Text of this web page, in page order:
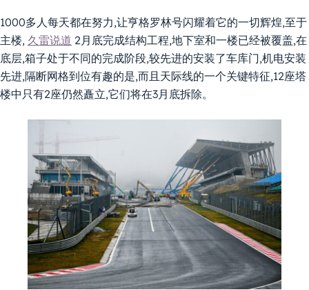
1000多人每天都在努力,让亨格罗林号闪耀着它的一切辉煌,至于
主楼, 久雷说道 2月底完成结构工程,地下室和一楼已经被覆盖,在
底层,箱子处于不同的完成阶段,较先进的安装了车库门,机电安装
先进,隔断网格到位有趣的是,而且天际线的一个关键特征,12座塔
楼中只有2座仍然矗立,它们将在3月底拆除。